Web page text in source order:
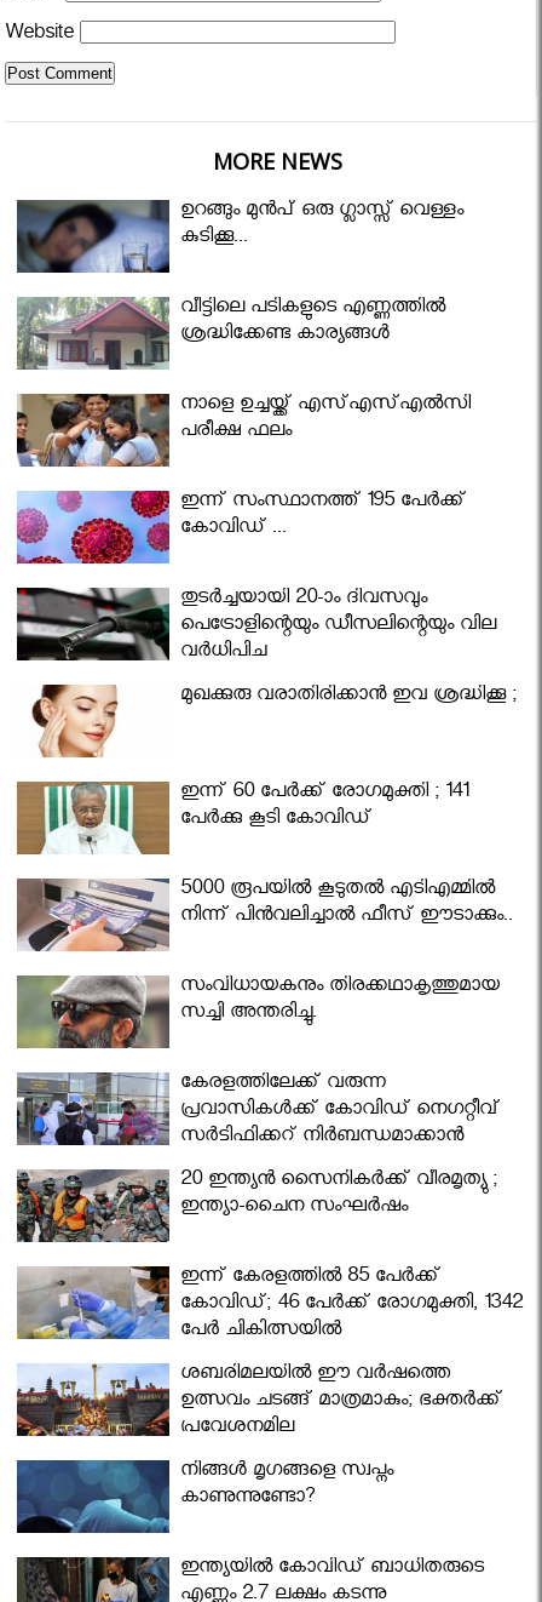
Website
MORE NEWS
ഉറങ്ങും മുന്‍പ് ഒരു ഗ്ലാസ്സ് വെള്ളം
കുടിക്കൂ...
വീട്ടിലെ പടികളുടെ എണ്ണത്തിൽ
ശ്രദ്ധിക്കേണ്ട കാര്യങ്ങൾ
നാളെ ഉച്ചയ്ക്ക് എസ്എസ്എല്‍സി
പരീക്ഷ ഫലം
ഇന്ന് സംസ്ഥാനത്ത് 195 പേര്‍ക്ക്
കോവിഡ് ...
തുടർച്ചയായി 20-ാം ദിവസവും
പെട്രോളിന്റെയും ഡീസലിന്റെയും വില
വര്‍ധിപ്പിച്ചു
മുഖക്കുരു വരാതിരിക്കാന്‍ ഇവ ശ്രദ്ധിക്കൂ ;
ഇന്ന് 60 പേർക്ക് രോഗമുക്തി ; 141
പേര്‍ക്കു കൂടി കോവിഡ്
5000 രൂപയിൽ കൂടുതൽ എടിഎമ്മിൽ
നിന്ന് പിൻവലിച്ചാൽ ഫീസ് ഈടാക്കും..
സംവിധായകനും തിരക്കഥാകൃത്തുമായ
സച്ചി അന്തരിച്ചു.
കേരളത്തിലേക്ക് വരുന്ന
പ്രവാസികള്‍ക്ക് കോവിഡ് നെഗറ്റീവ്
സര്‍ട്ടിഫിക്കറ്റ് നിർബന്ധമാക്കാൻ
മന്ത്രിസഭ
20 ഇന്ത്യൻ സൈനികർക്ക് വീരമൃത്യു ;
ഇന്ത്യാ-ചൈന സംഘർഷം
ഇന്ന് കേരളത്തിൽ 85 പേർക്ക്
കോവിഡ്; 46 പേർക്ക് രോഗമുക്തി, 1342
പേർ ചികിത്സയിൽ
ശബരിമലയില്‍ ഈ വർഷത്തെ
ഉത്സവം ചടങ്ങ് മാത്രമാകും; ഭക്തർക്ക്
പ്രവേശനമില്ല
നിങ്ങള്‍ മൃഗങ്ങളെ സ്വപ്നം
കാണുന്നുണ്ടോ?
ഇന്ത്യയിൽ കോവിഡ് ബാധിതരുടെ
എണ്ണം 2.7 ലക്ഷം കടന്നു